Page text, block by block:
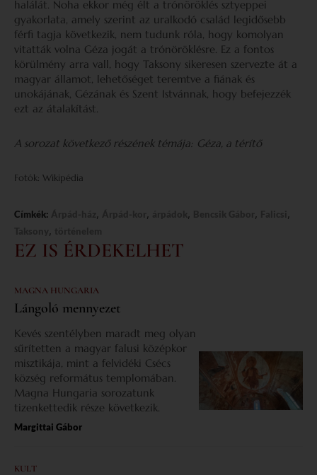
halálát. Noha ekkor még élt a trónöröklés sztyeppei
gyakorlata, amely szerint az uralkodó család legidősebb
férfi tagja következik, nem tudunk róla, hogy komolyan
vitatták volna Géza jogát a trónöröklésre. Ez a fontos
körülmény arra vall, hogy Taksony sikeresen szervezte át a
magyar államot, lehetőséget teremtve a fiának és
unokájának, Gézának és Szent Istvánnak, hogy befejezzék
ezt az átalakítást.
A sorozat következő részének témája: Géza, a térítő
Fotók: Wikipédia
Címkék: , , , , ,
,
EZ IS ÉRDEKELHET
MAGNA HUNGARIA
Lángoló mennyezet
Kevés szentélyben maradt meg olyan
sűrítetten a magyar falusi középkor
misztikája, mint a felvidéki Csécs
község református templomában.
Magna Hungaria sorozatunk
tizenkettedik része következik.
Margittai Gábor
KULT